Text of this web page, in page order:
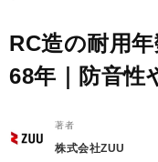
RC造の耐用
68年｜防音性
著者
株式会社ZUU